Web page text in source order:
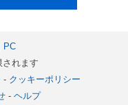
PC
れます
- クッキーポリシー
- ヘルプ